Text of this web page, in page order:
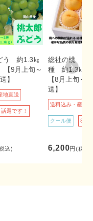
う 約1.3㎏
【9月上旬～
】
地直送
話題です！
込)
総社の桃 晩
種 約1.3㎏（
【8月上旬～
送】
送料込み・産地
クール便 8・9
6,200円(税込)